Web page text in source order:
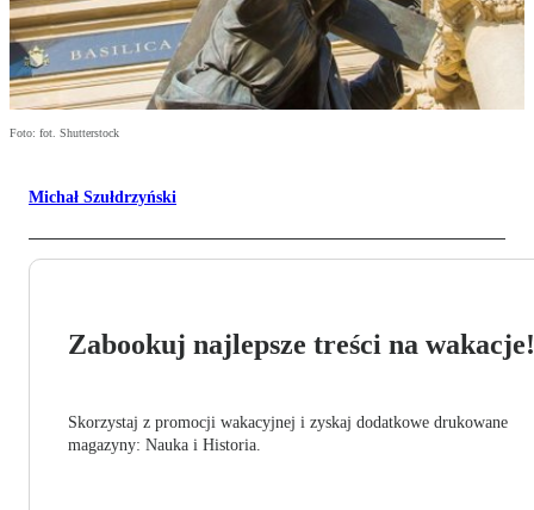
Foto: fot. Shutterstock
Michał Szułdrzyński
Zabookuj najlepsze treści na wakacje!
Skorzystaj z promocji wakacyjnej i zyskaj dodatkowe drukowane
magazyny: Nauka i Historia.